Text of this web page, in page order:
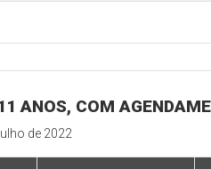
ANOS, COM
de 2022